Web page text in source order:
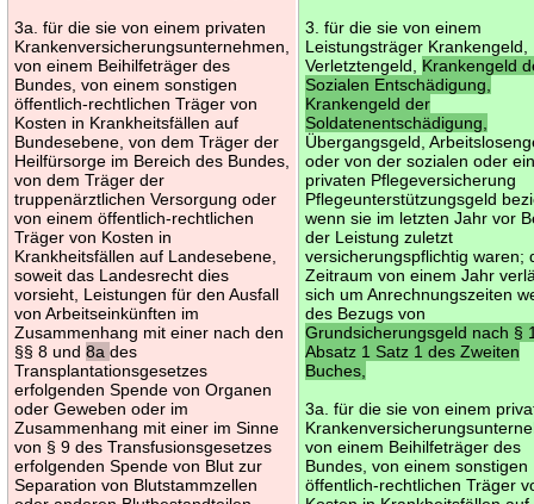
3a. für die sie von einem privaten
Krankenversicherungsunternehmen,
von einem Beihilfeträger des
Bundes, von einem sonstigen
öffentlich-rechtlichen Träger von
Kosten in Krankheitsfällen auf
Bundesebene, von dem Träger der
Heilfürsorge im Bereich des Bundes,
von dem Träger der
truppenärztlichen Versorgung oder
von einem öffentlich-rechtlichen
Träger von Kosten in
Krankheitsfällen auf Landesebene,
soweit das Landesrecht dies
vorsieht, Leistungen für den Ausfall
von Arbeitseinkünften im
Zusammenhang mit einer nach den
§§ 8 und8ades
Transplantationsgesetzes
erfolgenden Spende von Organen
oder Geweben oder im
Zusammenhang mit einer im Sinne
von § 9 des Transfusionsgesetzes
erfolgenden Spende von Blut zur
Separation von Blutstammzellen
3. für die sie von einem
Leistungsträger Krankengeld,
Verletztengeld, Krankengeld
Sozialen Entschädigung,
Krankengeld der
Soldatenentschädigung,
Übergangsgeld,
oder von der sozialen oder
privaten Pflegeversicherung
Pflegeunterstützungsgeld
wenn sie im letzten Jahr vor
der Leistung zuletzt
versicherungspflichtig waren;
Zeitraum von einem Jahr
sich um Anrechnungszeiten
des Bezugs von
Grundsicherungsgeld nach §
Absatz 1 Satz 1 des Zweiten
Buches,
3a. für die sie von einem
von einem Beihilfeträger des
Bundes, von einem sonstigen
öffentlich-rechtlichen Träger